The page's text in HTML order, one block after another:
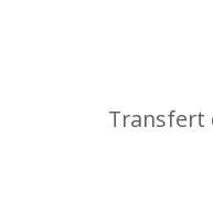
Transfert